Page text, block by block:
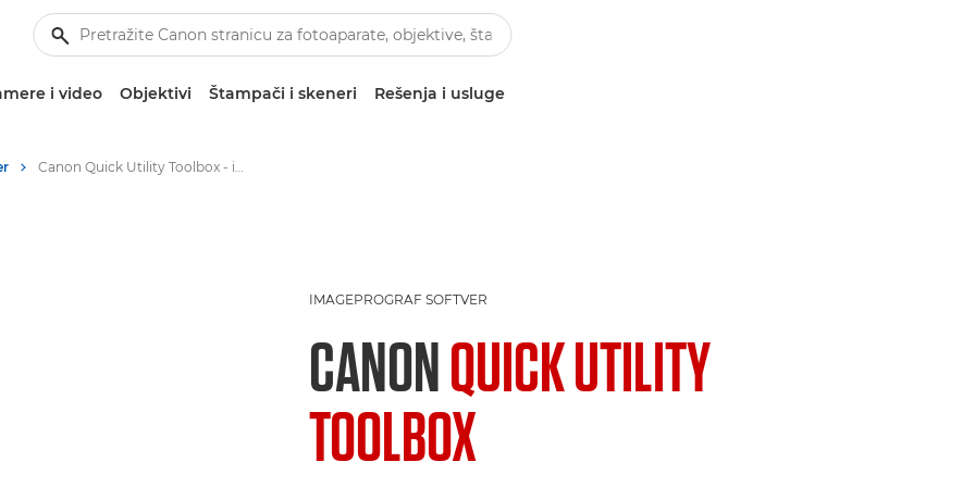
i video Objektivi Štampači i skeneri Rešenja i usluge
Canon Quick Utility Toolbox - imagePROGRAF bundled software
IMAGEPROGRAF SOFTVER
CANONQUICK UTILITY
TOOLBOX